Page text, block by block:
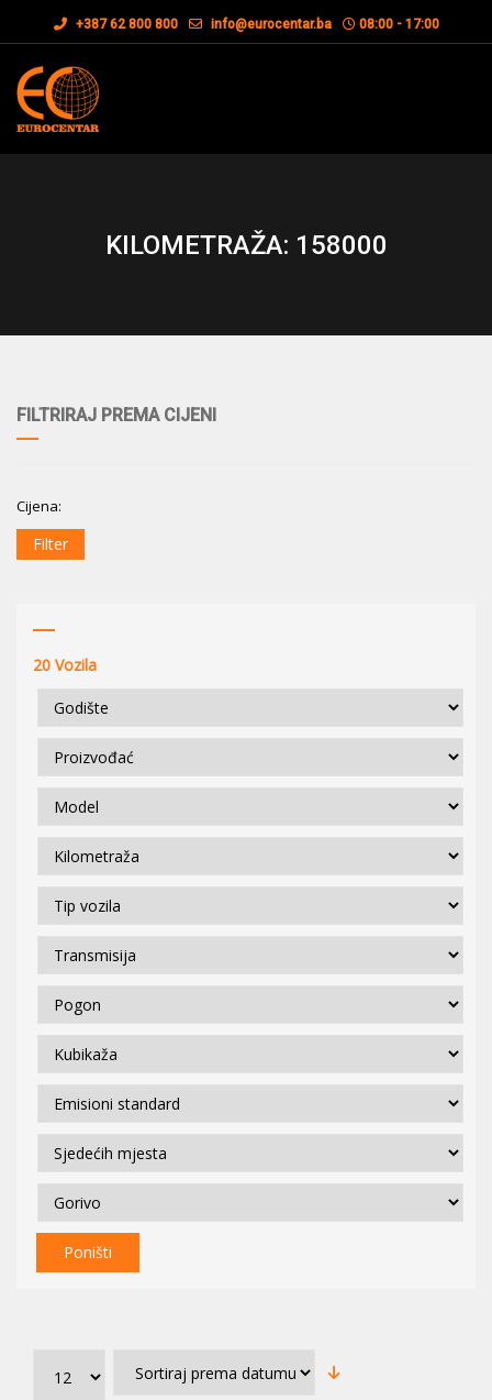
+387 62 800 800 info@eurocentar.ba 08:00 - 17:00
KILOMETRAŽA: 158000
FILTRIRAJ PREMA CIJENI
Cijena:
Filter
20 Vozila
Poništi